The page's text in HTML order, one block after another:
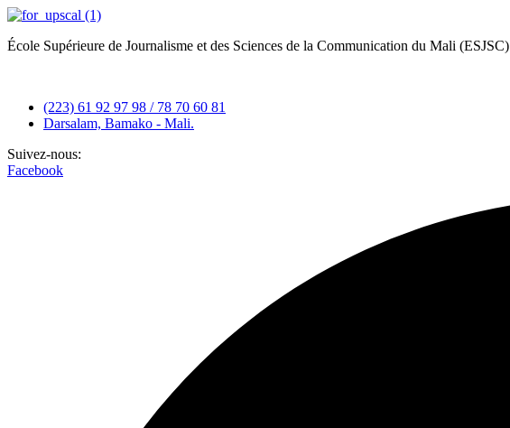
École Supérieure de Journalisme et des Sciences de la Communication du Mali (ESJSC)
(223) 61 92 97 98 / 78 70 60 81
Darsalam, Bamako - Mali.
Suivez-nous:
Facebook